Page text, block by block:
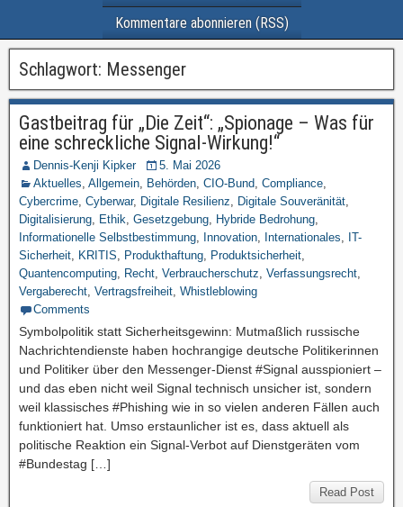
Kommentare abonnieren (RSS)
Schlagwort: Messenger
Gastbeitrag für „Die Zeit“: „Spionage – Was für
eine schreckliche Signal-Wirkung!“
Dennis-Kenji Kipker
5. Mai 2026
Aktuelles, Allgemein, Behörden, CIO-Bund, Compliance,
Cybercrime, Cyberwar, Digitale Resilienz, Digitale Souveränität,
Digitalisierung, Ethik, Gesetzgebung, Hybride Bedrohung,
Informationelle Selbstbestimmung, Innovation, Internationales, IT-
Sicherheit, KRITIS, Produkthaftung, Produktsicherheit,
Quantencomputing, Recht, Verbraucherschutz, Verfassungsrecht,
Vergaberecht, Vertragsfreiheit, Whistleblowing
Comments
Symbolpolitik statt Sicherheitsgewinn: Mutmaßlich russische
Nachrichtendienste haben hochrangige deutsche Politikerinnen
und Politiker über den Messenger-Dienst #Signal ausspioniert –
und das eben nicht weil Signal technisch unsicher ist, sondern
weil klassisches #Phishing wie in so vielen anderen Fällen auch
funktioniert hat. Umso erstaunlicher ist es, dass aktuell als
politische Reaktion ein Signal-Verbot auf Dienstgeräten vom
#Bundestag […]
Read Post